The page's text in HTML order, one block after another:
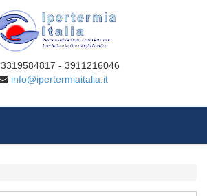
3319584817 - 3911216046
info@ipertermiaitalia.it